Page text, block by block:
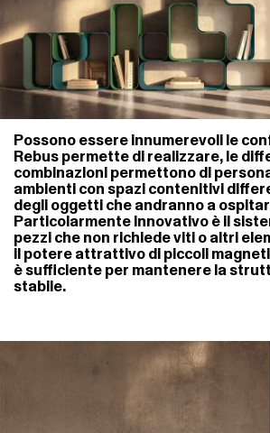
Possono essere innumerevoli le
Rebus permette di realizzare, le
combinazioni permettono di
ambienti con spazi contenitivi
degli oggetti che andranno a
Particolarmente innovativo è il
pezzi che non richiede viti o altri
il potere attrattivo di piccoli magneti
è sufficiente per mantenere la
stabile.